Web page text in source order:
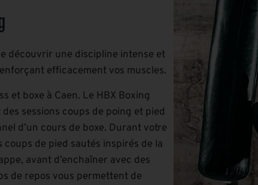
découvrir une discipline intense et
efficacement vos muscles.
et boxe à Caen. Le HBX Boxing
sessions coups de poing et pied
d’un cours de boxe. Durant votre
de pied sautés inspirés de la
avant d’enchaîner avec des
de repos vous permettent de